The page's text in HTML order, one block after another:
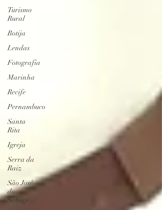
Turismo
Rural
Botija
Lendas
Fotografia
Marinha
Recife
Pernambuco
Santa
Rita
Igreja
Serra da
Raiz
São José
do
Sabugí